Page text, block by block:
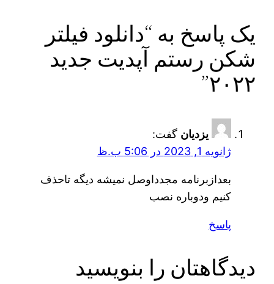
یک پاسخ به “دانلود فیلتر
شکن رستم آپدیت جدید
۲۰۲۲”
یزدیان گفت:
ژانویه 1, 2023 در 5:06 ب.ظ
بعدازبرنامه مجدداوصل نمیشه دیگه تاحذف
کنیم ودوباره نصب
پاسخ
دیدگاهتان را بنویسید